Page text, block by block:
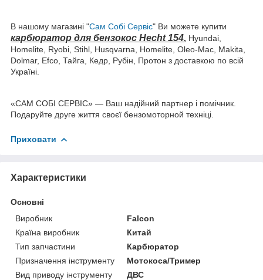
В нашому магазині "Сам Собі Сервіс" Ви можете купити
карбюратор для бензокос Hecht 154, Hyundai,
Homelite, Ryobi, Stihl, Husqvarna, Homelite, Oleo-Mac, Makita,
Dolmar, Efco, Тайга, Кедр, Рубін, Протон з доставкою по всій
Україні.
«САМ СОБІ СЕРВІС» — Ваш надійний партнер і помічник.
Подаруйте друге життя своєї бензомоторной техніці.
Приховати
Характеристики
Основні
Виробник
Falcon
Країна виробник
Китай
Тип запчастини
Карбюратор
Призначення інструменту
Мотокоса/Тример
Вид приводу інструменту
ДВС